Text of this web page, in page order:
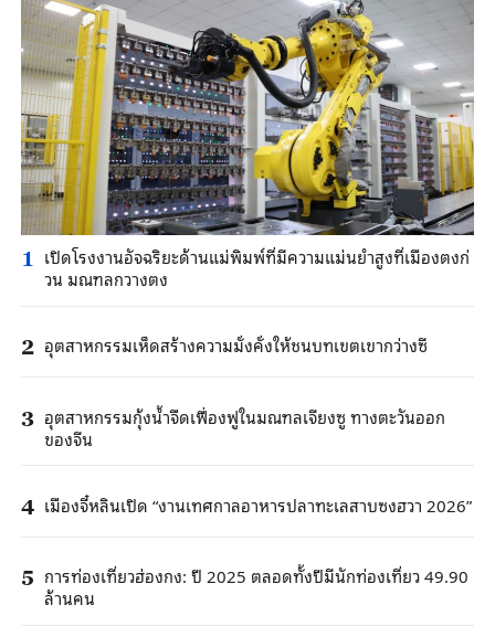
1 เปิดโรงงานอัจฉริยะด้านแม่พิมพ์ที่มีความแม่นยำสูงที่เมืองตงก่
วน มณฑลกวางตง
2 อุตสาหกรรมเห็ดสร้างความมั่งคั่งให้ชนบทเขตเขากว่างซี
3 อุตสาหกรรมกุ้งน้ำจืดเฟื่องฟูในมณฑลเจียงซู ทางตะวันออก
ของจีน
4 เมืองจี๋หลินเปิด “งานเทศกาลอาหารปลาทะเลสาบซงฮวา 2026”
5 การท่องเที่ยวฮ่องกง: ปี 2025 ตลอดทั้งปีมีนักท่องเที่ยว 49.90
ล้านคน